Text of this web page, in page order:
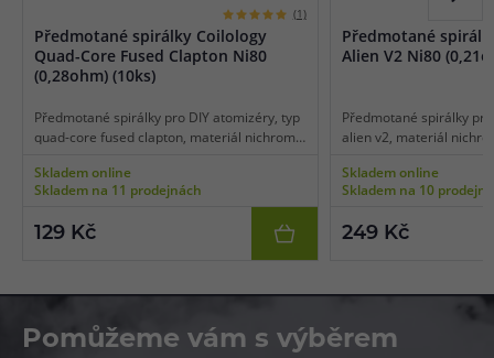
(1)
Předmotané spirálky Coilology
Quad-Core Fused Clapton Ni80
(0,28ohm) (10ks)
Předmotané spirálky pro DIY atomizéry, typ
quad-core fused clapton, materiál nichrom,
vnitřní průměr spirálky 3 mm, balení 10 ks.
Skladem online
Skladem na 11 prodejnách
129 Kč
Předmotané
Alien V2 Ni80
Předmotané spirálky
alien v2, materiál
spirálky 3 mm, balení 10
Skladem online
Skladem na 10
249 Kč
Pomůžeme vám s výběrem